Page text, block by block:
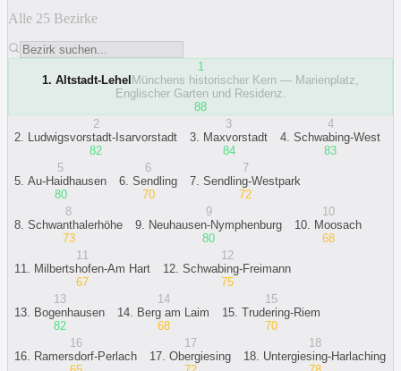
Alle 25 Bezirke
1
1. Altstadt-Lehel Münchens historischer Kern — Marienplatz,
Englischer Garten und Residenz.
88
2
2. Ludwigsvorstadt-Isarvorstadt
82
3
3. Maxvorstadt
84
4
4. Schwabing-West
83
5
5. Au-Haidhausen
80
6
6. Sendling
70
7
7. Sendling-Westpark
72
8
8. Schwanthalerhöhe
73
9
9. Neuhausen-Nymphenburg
80
10
10. Moosach
68
11
11. Milbertshofen-Am Hart
67
12
12. Schwabing-Freimann
75
13
13. Bogenhausen
82
14
14. Berg am Laim
68
15
15. Trudering-Riem
70
16
16. Ramersdorf-Perlach
17
17. Obergiesing
18
18. Untergiesing-Harlaching